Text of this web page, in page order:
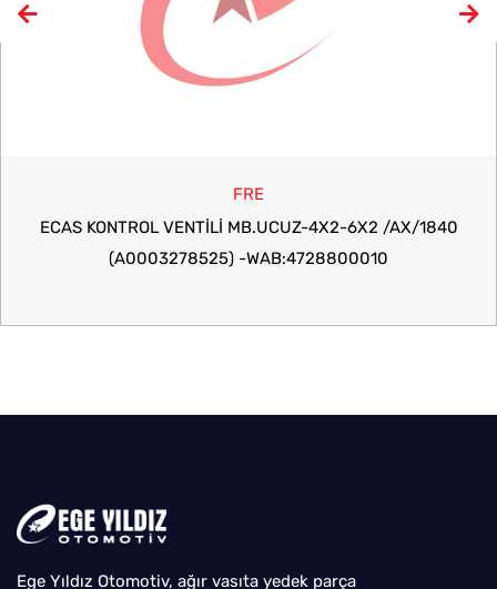
FRE
ECAS KONTROL VENTİLİ MB.UCUZ-4X2-6X2 /AX/1840
(A0003278525) -WAB:4728800010
Ege Yıldız Otomotiv, ağır vasıta yedek parça